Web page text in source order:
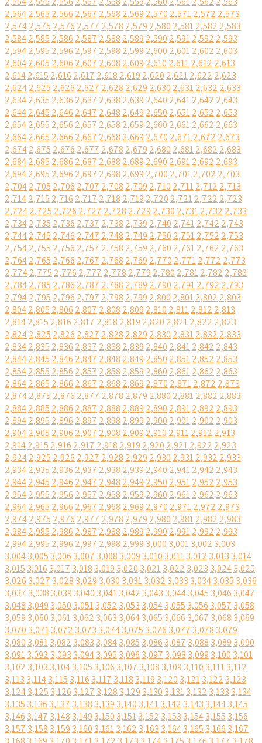
2,5642,565 2,566 2,567 2,568 2,569 2,570 2,5712,572 2,573
2,5742,575 2,576 2,577 2,578 2,579 2,580 2,5812,582 2,583
2,5842,585 2,586 2,587 2,588 2,589 2,590 2,5912,592 2,593
2,5942,595 2,596 2,597 2,598 2,599 2,600 2,6012,602 2,603
2,6042,605 2,606 2,607 2,608 2,609 2,610 2,6112,612 2,613
2,6142,615 2,616 2,617 2,618 2,619 2,620 2,6212,622 2,623
2,6242,625 2,626 2,627 2,628 2,629 2,630 2,6312,632 2,633
2,6342,635 2,636 2,637 2,638 2,639 2,640 2,6412,642 2,643
2,6442,645 2,646 2,647 2,648 2,649 2,650 2,6512,652 2,653
2,6542,655 2,656 2,657 2,658 2,659 2,660 2,6612,662 2,663
2,6642,665 2,666 2,667 2,668 2,669 2,670 2,6712,672 2,673
2,6742,675 2,676 2,677 2,678 2,679 2,680 2,6812,682 2,683
2,6842,685 2,686 2,687 2,688 2,689 2,690 2,6912,692 2,693
2,6942,695 2,696 2,697 2,698 2,699 2,700 2,7012,702 2,703
2,7042,705 2,706 2,707 2,708 2,709 2,710 2,7112,712 2,713
2,7142,715 2,716 2,717 2,718 2,719 2,720 2,7212,722 2,723
2,7242,725 2,726 2,727 2,728 2,729 2,730 2,7312,732 2,733
2,7342,735 2,736 2,737 2,738 2,739 2,740 2,7412,742 2,743
2,7442,745 2,746 2,747 2,748 2,749 2,750 2,7512,752 2,753
2,7542,755 2,756 2,757 2,758 2,759 2,760 2,7612,762 2,763
2,7642,765 2,766 2,767 2,768 2,769 2,770 2,7712,772 2,773
2,7742,775 2,776 2,777 2,778 2,779 2,780 2,7812,782 2,783
2,7842,785 2,786 2,787 2,788 2,789 2,790 2,7912,792 2,793
2,7942,795 2,796 2,797 2,798 2,799 2,800 2,8012,802 2,803
2,8042,805 2,806 2,807 2,808 2,809 2,810 2,8112,812 2,813
2,8142,815 2,816 2,817 2,818 2,819 2,820 2,8212,822 2,823
2,8242,825 2,826 2,827 2,828 2,829 2,830 2,8312,832 2,833
2,8342,835 2,836 2,837 2,838 2,839 2,840 2,8412,842 2,843
2,8442,845 2,846 2,847 2,848 2,849 2,850 2,8512,852 2,853
2,8542,855 2,856 2,857 2,858 2,859 2,860 2,8612,862 2,863
2,8642,865 2,866 2,867 2,868 2,869 2,870 2,8712,872 2,873
2,8742,875 2,876 2,877 2,878 2,879 2,880 2,8812,882 2,883
2,8842,885 2,886 2,887 2,888 2,889 2,890 2,8912,892 2,893
2,8942,895 2,896 2,897 2,898 2,899 2,900 2,9012,902 2,903
2,9042,905 2,906 2,907 2,908 2,909 2,910 2,9112,912 2,913
2,9142,915 2,916 2,917 2,918 2,919 2,920 2,9212,922 2,923
2,9242,925 2,926 2,927 2,928 2,929 2,930 2,9312,932 2,933
2,9342,935 2,936 2,937 2,938 2,939 2,940 2,9412,942 2,943
2,9442,945 2,946 2,947 2,948 2,949 2,950 2,9512,952 2,953
2,9542,955 2,956 2,957 2,958 2,959 2,960 2,9612,962 2,963
2,9642,965 2,966 2,967 2,968 2,969 2,970 2,9712,972 2,973
2,9742,975 2,976 2,977 2,978 2,979 2,980 2,9812,982 2,983
2,9842,985 2,986 2,987 2,988 2,989 2,990 2,9912,992 2,993
2,9942,995 2,996 2,997 2,998 2,999 3,000 3,0013,002 3,003
3,0043,005 3,006 3,007 3,008 3,009 3,010 3,0113,012 3,013 3,014
3,015 3,016 3,017 3,018 3,019 3,020 3,0213,022 3,023 3,0243,025
3,026 3,027 3,028 3,029 3,030 3,0313,032 3,033 3,0343,035 3,036
3,037 3,038 3,039 3,040 3,0413,042 3,043 3,0443,045 3,046 3,047
3,048 3,049 3,050 3,0513,052 3,053 3,0543,055 3,056 3,057 3,058
3,059 3,060 3,0613,062 3,063 3,0643,065 3,066 3,067 3,068 3,069
3,070 3,0713,072 3,073 3,0743,075 3,076 3,077 3,078 3,079
3,080 3,0813,082 3,083 3,0843,085 3,086 3,087 3,088 3,089 3,090
3,0913,092 3,093 3,0943,095 3,096 3,097 3,098 3,099 3,100 3,101
3,102 3,103 3,1043,105 3,106 3,107 3,108 3,109 3,110 3,1113,112
3,113 3,1143,115 3,116 3,117 3,118 3,119 3,120 3,1213,122 3,123
3,1243,125 3,126 3,127 3,128 3,129 3,130 3,1313,132 3,133 3,134
3,135 3,136 3,137 3,138 3,139 3,140 3,1413,142 3,143 3,1443,145
3,146 3,147 3,148 3,149 3,150 3,1513,152 3,153 3,1543,155 3,156
3,157 3,158 3,159 3,160 3,1613,162 3,163 3,1643,165 3,166 3,167